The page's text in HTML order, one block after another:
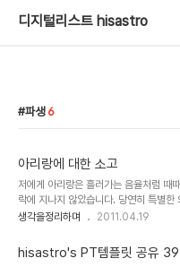
디지털리스트 hisastro
파생 6
아리랑에 대한 소고
저에게 아리랑은 흘러가는 음율처럼 때
락에 지나지 않았습니다. 당연히 특별한
을 느낀적도 없습니다. 그건 아마도 현재
으로 부터 최근 읽게 된 님웨일즈(본명:
랑』은 -보다 실제적으로는 김산(본명:
생각을정리하며 2011.04.19
hisastro's PT템플릿 공유 39